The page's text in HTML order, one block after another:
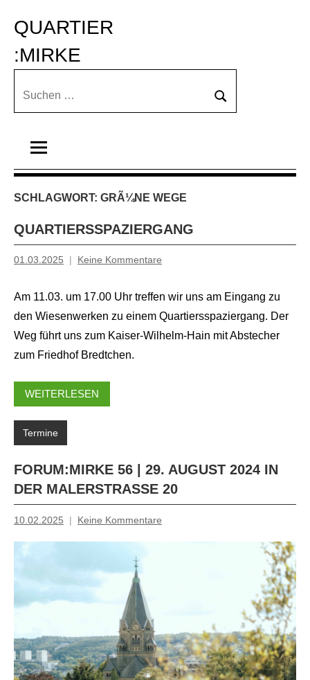
Inhalt
springen
QUARTIER
:MIRKE
Suchen
Suchen
SCHLAGWORT: GRÃ¼NE WEGE
QUARTIERSSPAZIERGANG
01.03.2025
Inge
Keine Kommentare
Am 11.03. um 17.00 Uhr treffen wir uns am Eingang zu
den Wiesenwerken zu einem Quartiersspaziergang. Der
Weg führt uns zum Kaiser-Wilhelm-Hain mit Abstecher
zum Friedhof Bredtchen.
WEITERLESEN
Termine
FORUM:MIRKE 56 | 29. AUGUST 2024 IN
DER MALERSTRASSE 20
10.02.2025
Inge
Grau
Keine Kommentare